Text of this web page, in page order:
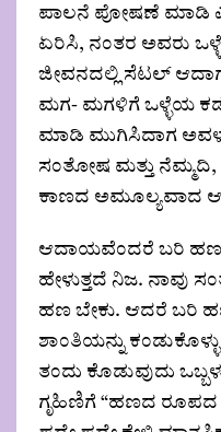
ಪಾಲನೆ ಪೋಷಣೆ ಮಾಡಿ
ಏರಿಸಿ, ನಂತರ ಅವರು
ಜೀವನದಲ್ಲಿ ಸೆಟಲ್ ಆದಾಗ
ಮಗ- ಮಗಳಿಗೆ ಒಳ್ಳೆಯ
ಮಾಡಿ ಮುಗಿಸಿದಾಗ ಅವಳ
ಸಂತೋಷ ಮತ್ತು ನೆಮ್ಮದಿ,
ಕಾಣದ ಅಮೂಲ್ಯವಾದ
ಆದಾಯವೆಂದರೆ ಬರಿ ಹಣ
ಹೇಳುತ್ತದೆ ನಿಜ. ನಾವು
ಹಣ ಬೇಕು. ಆದರೆ ಬರಿ
ಶಾಂತಿಯನ್ನು
ತಂದು ಕೊಡುವುದು
ಗೃಹಿಣಿಗೆ “ಹಣದ ರೂಪದ